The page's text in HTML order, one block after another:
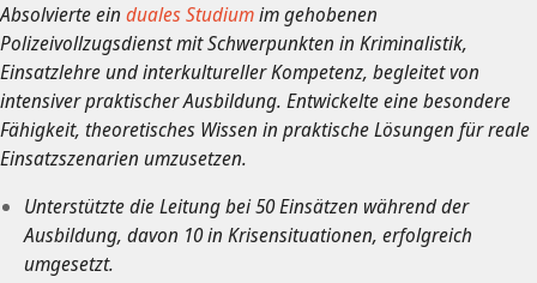
Absolvierte ein duales Studiumim gehobenen
Polizeivollzugsdienst mit Schwerpunkten in Kriminalistik,
Einsatzlehre und interkultureller Kompetenz, begleitet von
intensiver praktischer Ausbildung. Entwickelte eine besondere
Fähigkeit, theoretisches Wissen in praktische Lösungen für reale
Einsatzszenarien umzusetzen.
Unterstützte die Leitung bei 50 Einsätzen während der
Ausbildung, davon 10 in Krisensituationen, erfolgreich
umgesetzt.